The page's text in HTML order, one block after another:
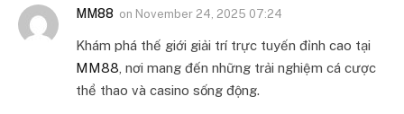
MM88 on November 24, 2025 07:24
Khám phá thế giới giải trí trực tuyến đỉnh cao tại
MM88 , nơi mang đến những trải nghiệm cá cược
thể thao và casino sống động.